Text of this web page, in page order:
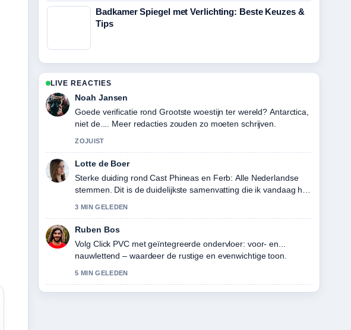
Badkamer Spiegel met Verlichting: Beste Keuzes &
Tips
LIVE REACTIES
Noah Jansen
Goede verificatie rond Grootste woestijn ter wereld? Antarctica,
niet de.... Meer redacties zouden zo moeten schrijven.
ZOJUIST
Lotte de Boer
Sterke duiding rond Cast Phineas en Ferb: Alle Nederlandse
stemmen. Dit is de duidelijkste samenvatting die ik vandaag heb
3 MIN GELEDEN
Ruben Bos
Volg Click PVC met geïntegreerde ondervloer: voor- en...
nauwlettend – waardeer de rustige en evenwichtige toon.
5 MIN GELEDEN